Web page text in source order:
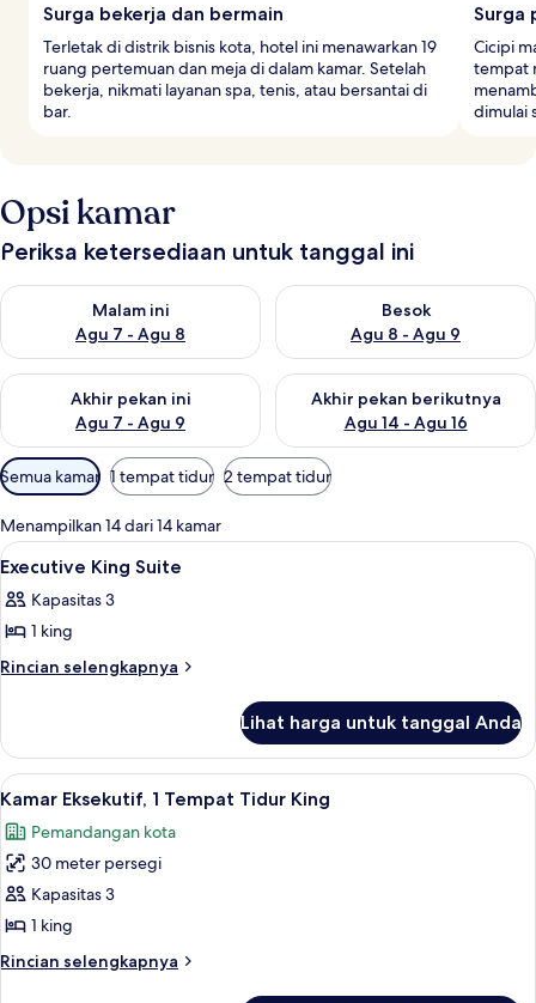
Surga bekerja dan bermain
Terletak di distrik bisnis kota, hotel ini menawarkan 19
ruang pertemuan dan meja di dalam kamar. Setelah
bekerja, nikmati layanan spa, tenis, atau bersantai di
bar.
Surga
Cicipi
tempat
dimulai
Opsi kamar
Periksa ketersediaan untuk tanggal ini
Malam ini
Agu 7 - Agu 8
Periksa ketersediaan untuk malam ini Agu 7 - Agu 8
Besok
Agu 8 - Agu 9
Periksa ketersediaan untuk
Akhir pekan ini
Agu 7 - Agu 9
Periksa ketersediaan untuk akhir pekan ini Agu 7 - Agu 9
Akhir pekan berikutnya
Agu 14 - Agu 16
Periksa ketersediaan untuk
Filter
tersedia
untuk
kamar
Semua kamar 1 tempat tidur 2 tempat tidur
Menampilkan 14 dari 14 kamar
Lihat
semua
foto
untuk
Executive
Selimut bulu angsa, brankas, meja
12
Executive King Suite
Kapasitas 3
1 king
Rincian selengkapnya
Rincian
Executive
King
Suite
Lihat harga untuk tanggal Anda
Lihat
semua
foto
untuk
Kamar
Eksekutif,
1
Tempat
Selimut bulu angsa, brankas, meja
13
Kamar Eksekutif, 1 Tempat Tidur King
Pemandangan kota
30 meter persegi
Kapasitas 3
1 king
Rincian selengkapnya
Rincian